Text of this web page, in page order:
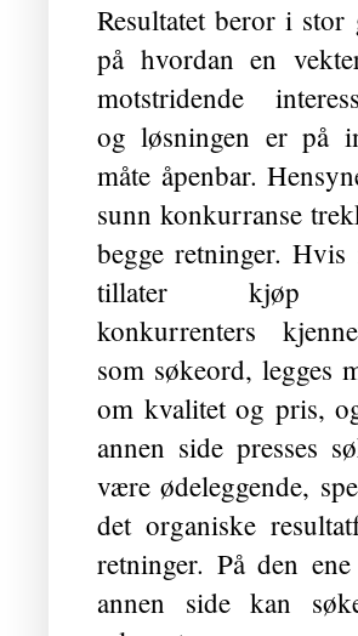
Resultatet beror i stor
på hvordan en
motstridende
og løsningen er på
måte åpenbar.
sunn konkurranse
begge retninger. Hvis
tillater kjøp
konkurrenters
som søkeord, legges
om kvalitet og pris,
annen side presses
være ødeleggende,
det organiske
retninger. På den
annen side kan